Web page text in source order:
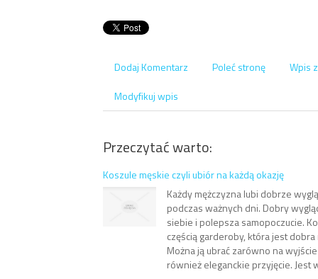
Dodaj Komentarz Poleć stronę
Wpis
Modyfikuj wpis
Przeczytać warto:
Koszule męskie czyli ubiór na każdą okazję
Każdy mężczyzna lubi dobrze
podczas ważnych dni. Dobry
siebie i polepsza samopoczucie.
częścią garderoby, która jest dobra
Można ją ubrać zarówno na
również eleganckie przyjęcie. Jest